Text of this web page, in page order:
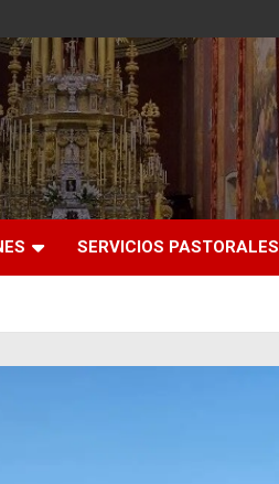
SERVICIOS PASTORALES